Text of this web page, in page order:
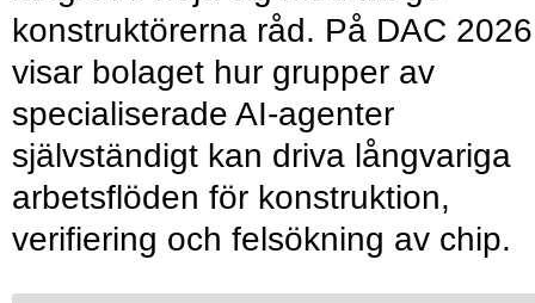
konstruktörerna råd. På DAC 2026
visar bolaget hur grupper av
specialiserade AI-agenter
självständigt kan driva långvariga
arbetsflöden för konstruktion,
verifiering och felsökning av chip.